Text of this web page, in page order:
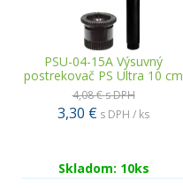
PSU-04-15A Výsuvný
postrekovač PS Ultra 10 cm
4,08 €s DPH
3,30 € s DPH / ks
Skladom: 10ks